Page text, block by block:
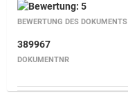
BEWERTUNG DES DOKUMENTS
389967
DOKUMENTNR